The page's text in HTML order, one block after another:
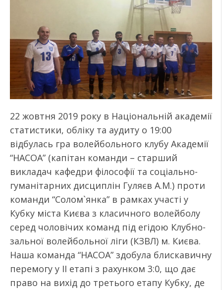
22 жовтня 2019 року в Національній академії
статистики, обліку та аудиту о 19:00
відбулась гра волейбольного клубу Академії
“НАСОА” (капітан команди – старший
викладач кафедри філософії та соціально-
гуманітарних дисциплін Гуляєв А.М.) проти
команди “Солом`янка” в рамках участі у
Кубку міста Києва з класичного волейболу
серед чоловічих команд під егідою Клубно-
зальної волейбольної ліги (КЗВЛ) м. Києва.
Наша команда “НАСОА” здобула блискавичну
перемогу у ІІ етапі з рахунком 3:0, що дає
право на вихід до третього етапу Кубку, де